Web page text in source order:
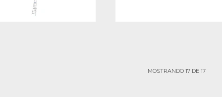
MOSTRANDO 17DE 17